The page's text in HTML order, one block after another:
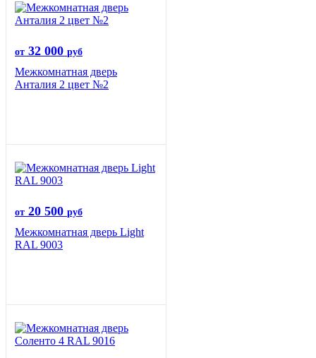
от 32 000 руб
Межкомнатная дверь
Анталия 2 цвет №2
от 20 500 руб
Межкомнатная дверь Light
RAL 9003